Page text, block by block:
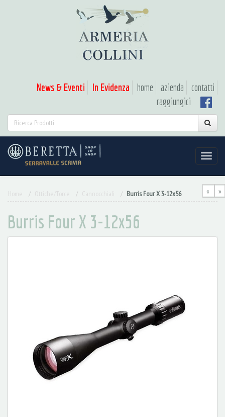
News & Eventi In Evidenza home azienda
contatti
raggiungici
Burris Four X 3-12x56
Burris Four X 3-12x56
« »